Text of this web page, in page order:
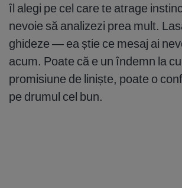
îl alegi pe cel care te atrage
nevoie să analizezi prea mult.
ghideze — ea știe ce mesaj ai
acum. Poate că e un îndemn la
promisiune de liniște, poate o
pe drumul cel bun.